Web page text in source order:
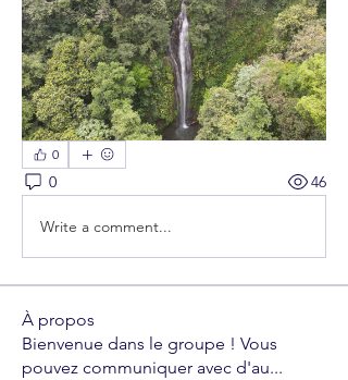
0
0 46
Write a comment...
À propos
Bienvenue dans le groupe ! Vous
pouvez communiquer avec d'au...